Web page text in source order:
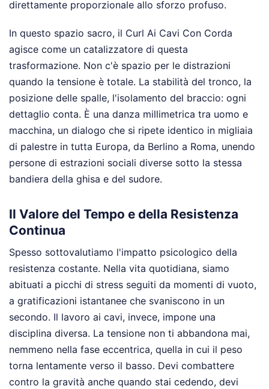
direttamente proporzionale allo sforzo profuso.
In questo spazio sacro, il Curl Ai Cavi Con Corda
agisce come un catalizzatore di questa
trasformazione. Non c'è spazio per le distrazioni
quando la tensione è totale. La stabilità del tronco, la
posizione delle spalle, l'isolamento del braccio: ogni
dettaglio conta. È una danza millimetrica tra uomo e
macchina, un dialogo che si ripete identico in migliaia
di palestre in tutta Europa, da Berlino a Roma, unendo
persone di estrazioni sociali diverse sotto la stessa
bandiera della ghisa e del sudore.
Il Valore del Tempo e della Resistenza
Continua
Spesso sottovalutiamo l'impatto psicologico della
resistenza costante. Nella vita quotidiana, siamo
abituati a picchi di stress seguiti da momenti di vuoto,
a gratificazioni istantanee che svaniscono in un
secondo. Il lavoro ai cavi, invece, impone una
disciplina diversa. La tensione non ti abbandona mai,
nemmeno nella fase eccentrica, quella in cui il peso
torna lentamente verso il basso. Devi combattere
contro la gravità anche quando stai cedendo, devi